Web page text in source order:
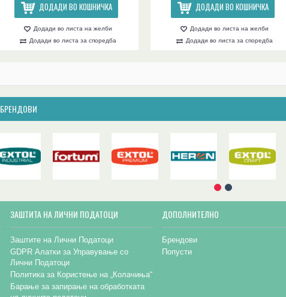
ДОДАДИ ВО КОШНИЧКА
Додади во листа на желби
Додади во листа за споредба
ДОДАДИ ВО КОШНИЧКА
Додади во листа на желби
Додади во листа за споредба
БРЕНДОВИ
ЗАШТИТА НА ЛИЧНИ ПОДАТОЦИ
Заштите на Лични Податоци
GDPR Алатки за Управување со
Лични Податоци
Политика за Користење на „Колачиња“
Барање за запирање на обработката
ДОПОЛНИТЕЛНО
Брендови
Попусти